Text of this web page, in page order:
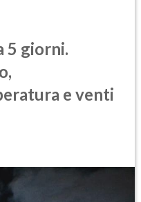
5 giorni.
e venti